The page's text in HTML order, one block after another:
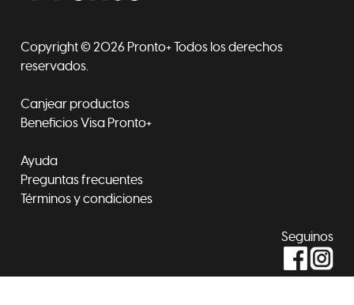
Copyright © 2026 Pronto+ Todos los derechos
reservados.
Canjear productos
Beneficios Visa Pronto+
Ayuda
Preguntas frecuentes
Términos y condiciones
Seguinos